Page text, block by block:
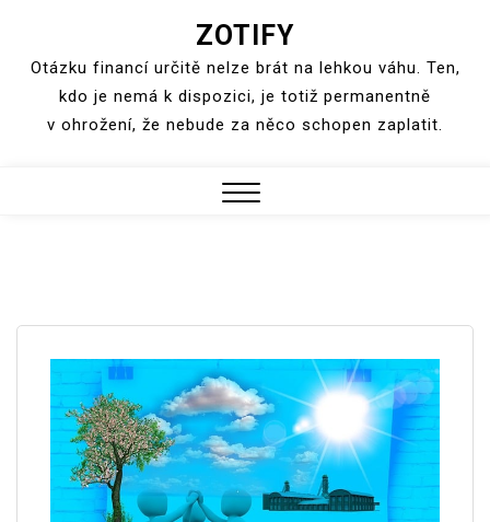
content
ZOTIFY
Otázku financí určitě nelze brát na lehkou váhu. Ten,
kdo je nemá k dispozici, je totiž permanentně
v ohrožení, že nebude za něco schopen zaplatit.